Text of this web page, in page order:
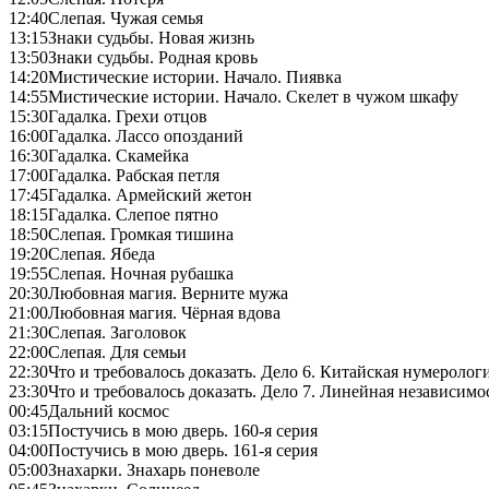
12:40Слепая. Чужая семья
13:15Знаки судьбы. Новая жизнь
13:50Знаки судьбы. Родная кровь
14:20Мистические истории. Начало. Пиявка
14:55Мистические истории. Начало. Скелет в чужом шкафу
15:30Гадалка. Грехи отцов
16:00Гадалка. Лассо опозданий
16:30Гадалка. Скамейка
17:00Гадалка. Рабская петля
17:45Гадалка. Армейский жетон
18:15Гадалка. Слепое пятно
18:50Слепая. Громкая тишина
19:20Слепая. Ябеда
19:55Слепая. Ночная рубашка
20:30Любовная магия. Верните мужа
21:00Любовная магия. Чёрная вдова
21:30Слепая. Заголовок
22:00Слепая. Для семьи
22:30Что и требовалось доказать. Дело 6. Китайская
23:30Что и требовалось доказать. Дело 7. Линейная
00:45Дальний космос
03:15Постучись в мою дверь. 160-я серия
04:00Постучись в мою дверь. 161-я серия
05:00Знахарки. Знахарь поневоле